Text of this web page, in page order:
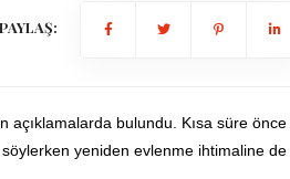
PAYLAŞ:
açıklamalarda bulundu. Kısa süre önce
yeniden evlenme ihtimaline de